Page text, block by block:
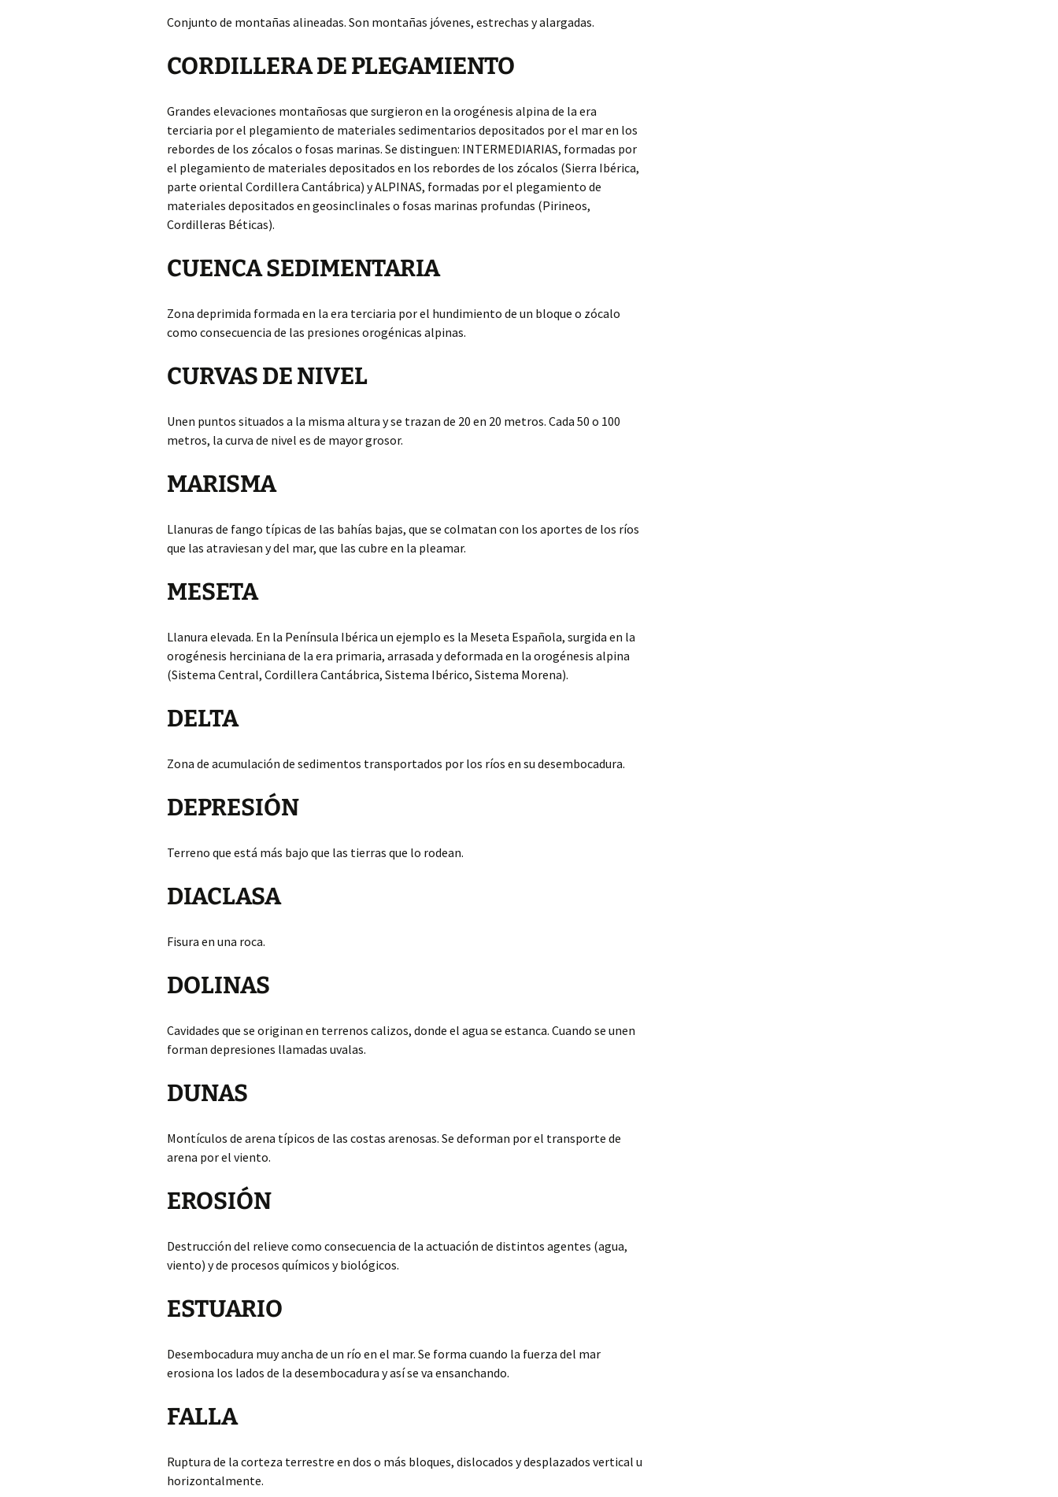
Conjunto de montañas alineadas. Son montañas jóvenes, estrechas y alargadas.
CORDILLERA DE PLEGAMIENTO
Grandes elevaciones montañosas que surgieron en la orogénesis alpina de la era
terciaria por el plegamiento de materiales sedimentarios depositados por el mar en los
rebordes de los zócalos o fosas marinas. Se distinguen: INTERMEDIARIAS, formadas por
el plegamiento de materiales depositados en los rebordes de los zócalos (Sierra Ibérica,
parte oriental Cordillera Cantábrica) y ALPINAS, formadas por el plegamiento de
materiales depositados en geosinclinales o fosas marinas profundas (Pirineos,
Cordilleras Béticas).
CUENCA SEDIMENTARIA
Zona deprimida formada en la era terciaria por el hundimiento de un bloque o zócalo
como consecuencia de las presiones orogénicas alpinas.
CURVAS DE NIVEL
Unen puntos situados a la misma altura y se trazan de 20 en 20 metros. Cada 50 o 100
metros, la curva de nivel es de mayor grosor.
MARISMA
Llanuras de fango típicas de las bahías bajas, que se colmatan con los aportes de los ríos
que las atraviesan y del mar, que las cubre en la pleamar.
MESETA
Llanura elevada. En la Península Ibérica un ejemplo es la Meseta Española, surgida en la
orogénesis herciniana de la era primaria, arrasada y deformada en la orogénesis alpina
(Sistema Central, Cordillera Cantábrica, Sistema Ibérico, Sistema Morena).
DELTA
Zona de acumulación de sedimentos transportados por los ríos en su desembocadura.
DEPRESIÓN
Terreno que está más bajo que las tierras que lo rodean.
DIACLASA
Fisura en una roca.
DOLINAS
Cavidades que se originan en terrenos calizos, donde el agua se estanca. Cuando se unen
forman depresiones llamadas uvalas.
DUNAS
Montículos de arena típicos de las costas arenosas. Se deforman por el transporte de
arena por el viento.
EROSIÓN
Destrucción del relieve como consecuencia de la actuación de distintos agentes (agua,
viento) y de procesos químicos y biológicos.
ESTUARIO
Desembocadura muy ancha de un río en el mar. Se forma cuando la fuerza del mar
erosiona los lados de la desembocadura y así se va ensanchando.
FALLA
Ruptura de la corteza terrestre en dos o más bloques, dislocados y desplazados vertical u
horizontalmente.